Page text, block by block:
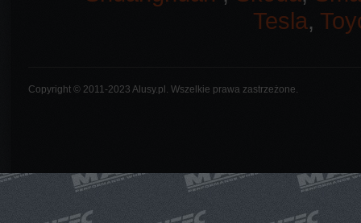
Tesla,
Copyright © 2011-2023 Alusy.pl. Wszelkie prawa zastrzeżone.